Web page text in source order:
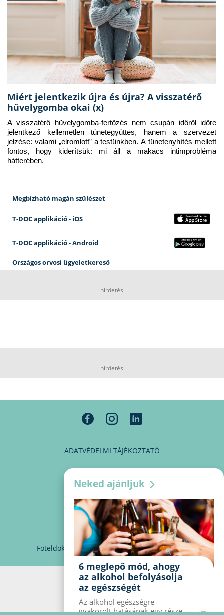
Miért jelentkezik újra és újra? A visszatérő
hüvelygomba okai (x)
A visszatérő hüvelygomba-fertőzés nem csupán időről időre
jelentkező kellemetlen tünetegyüttes, hanem a szervezet
jelzése: valami „elromlott” a testünkben. A tünetenyhítés mellett
fontos, hogy kiderítsük: mi áll a makacs intimprobléma
hátterében.
Megbízható magán szülészet
T-DOC applikáció - iOS
T-DOC applikáció - Android
Országos orvosi ügyeletkereső
hirdetés
hirdetés
ADATVÉDELMI TÁJÉKOZTATÓ
IMPRESSZUM
MÉDIAAJÁNLAT
PARTNEREINK
KAPCSOLAT
Foteldoki info@foteldoki.hu Süti beállítások
Neked ajánljuk
6 meglepő mód, ahogy
az alkohol befolyásolja
az egészségét
Az alkohol egészségre
gyakorolt ​​hatásának egy része